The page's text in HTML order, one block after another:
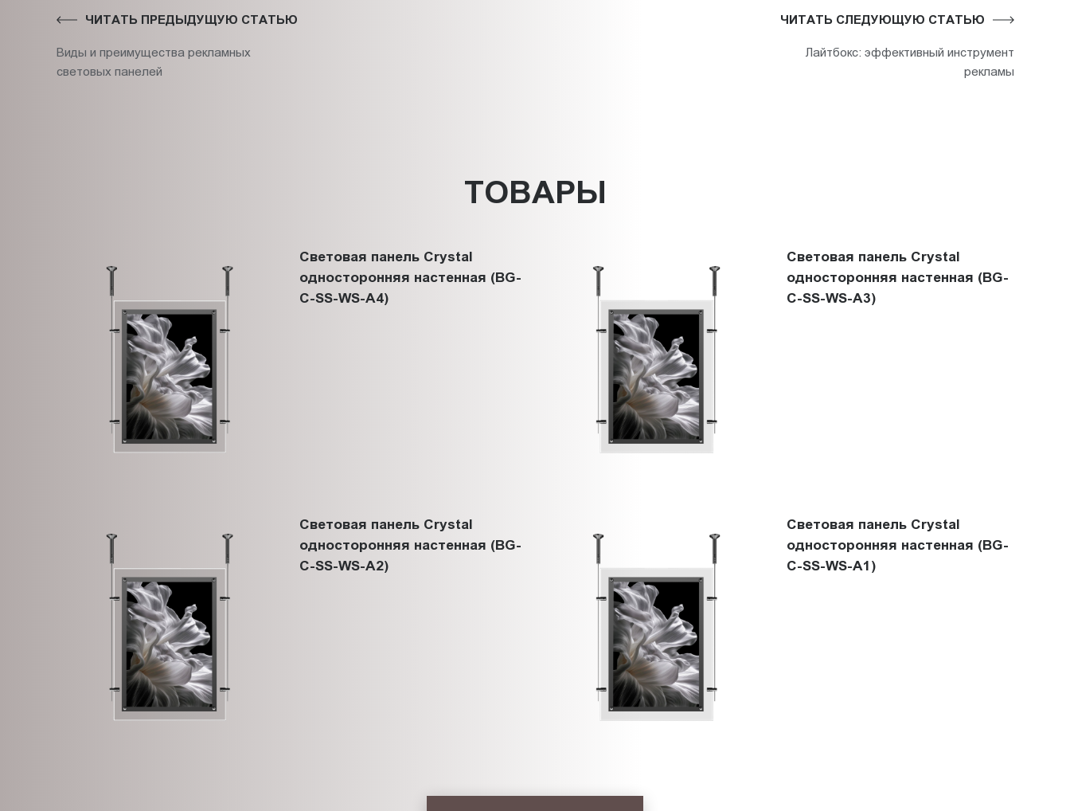
ЧИТАТЬ ПРЕДЫДУЩУЮ СТАТЬЮ
Виды и преимущества рекламных
световых панелей
ЧИТАТЬ СЛЕДУЮЩУЮ СТАТЬЮ
Лайтбокс: эффективный инструмент
рекламы
ТОВАРЫ
Световая панель Crystal
односторонняя настенная (BG-
C-SS-WS-A4)
Световая панель Crystal
односторонняя настенная (BG-
C-SS-WS-A3)
Световая панель Crystal
односторонняя настенная (BG-
C-SS-WS-A2)
Световая панель Crystal
односторонняя настенная (BG-
C-SS-WS-A1)